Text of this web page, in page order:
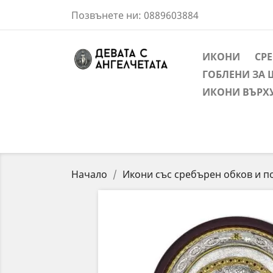
Позвънете ни: 0889603884
ИКОНИ
ГОБЛЕНИ ЗА
ИКОНИ
Начало Икони със сребърен обков и